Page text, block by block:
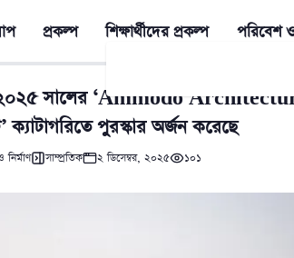
প্রকল্প শিক্ষার্থীদের প্রকল্প পরিবেশ
২০২৫ সালের ‘Ammodo
ক্যাটাগরিতে পুরস্কার অর্জন করেছে
নির্মাণ সাম্প্রতিক ২ ডিসেম্বর, ২০২৫ ১০১